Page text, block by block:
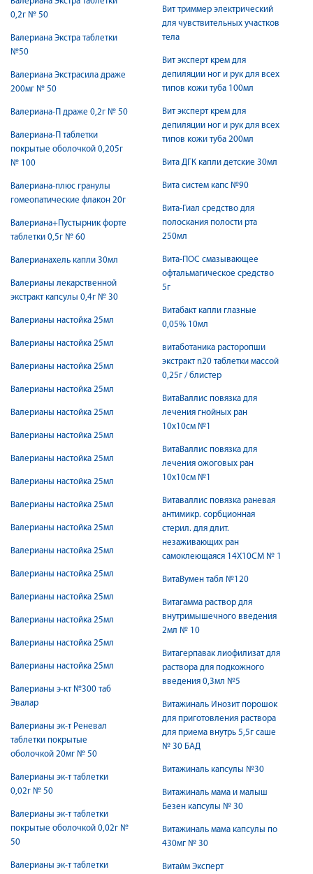
0,2г № 50
Валериана Экстра таблетки
№50
Валериана Экстрасила драже
200мг № 50
Валериана-П драже 0,2г № 50
Валериана-П таблетки
покрытые оболочкой 0,205г
№ 100
Валериана-плюс гранулы
гомеопатические флакон 20г
Валериана+Пустырник форте
таблетки 0,5г № 60
Валерианахель капли 30мл
Валерианы лекарственной
экстракт капсулы 0,4г № 30
Валерианы настойка 25мл
Валерианы настойка 25мл
Валерианы настойка 25мл
Валерианы настойка 25мл
Валерианы настойка 25мл
Валерианы настойка 25мл
Валерианы настойка 25мл
Валерианы настойка 25мл
Валерианы настойка 25мл
Валерианы настойка 25мл
Валерианы настойка 25мл
Валерианы настойка 25мл
Валерианы настойка 25мл
Валерианы настойка 25мл
Валерианы настойка 25мл
Валерианы настойка 25мл
Валерианы э-кт №300 таб
Эвалар
Валерианы эк-т Реневал
таблетки покрытые
оболочкой 20мг № 50
Валерианы эк-т таблетки
0,02г № 50
Валерианы эк-т таблетки
покрытые оболочкой 0,02г №
50
Валерианы эк-т таблетки
Вит триммер электрический
для чувствительных участков
тела
Вит эксперт крем для
депиляции ног и рук для всех
типов кожи туба 100мл
Вит эксперт крем для
депиляции ног и рук для всех
типов кожи туба 200мл
Вита ДГК капли детские 30мл
Вита систем капс №90
Вита-Гиал средство для
полоскания полости рта
250мл
Вита-ПОС смазывающее
офтальмагическое средство
5г
Витабакт капли глазные
0,05% 10мл
витаботаника расторопши
экстракт n20 таблетки массой
0,25г / блистер
ВитаВаллис повязка для
лечения гнойных ран
10x10см №1
ВитаВаллис повязка для
лечения ожоговых ран
10x10см №1
Витаваллис повязка раневая
антимикр. сорбционная
стерил. для длит.
незаживающих ран
самоклеющаяся 14Х10СМ № 1
ВитаВумен табл №120
Витагамма раствор для
внутримышечного введения
2мл № 10
Витагерпавак лиофилизат для
раствора для подкожного
введения 0,3мл №5
Витажиналь Инозит порошок
для приготовления раствора
для приема внутрь 5,5г саше
№ 30 БАД
Витажиналь капсулы №30
Витажиналь мама и малыш
Безен капсулы № 30
Витажиналь мама капсулы по
430мг № 30
Витайм Эксперт